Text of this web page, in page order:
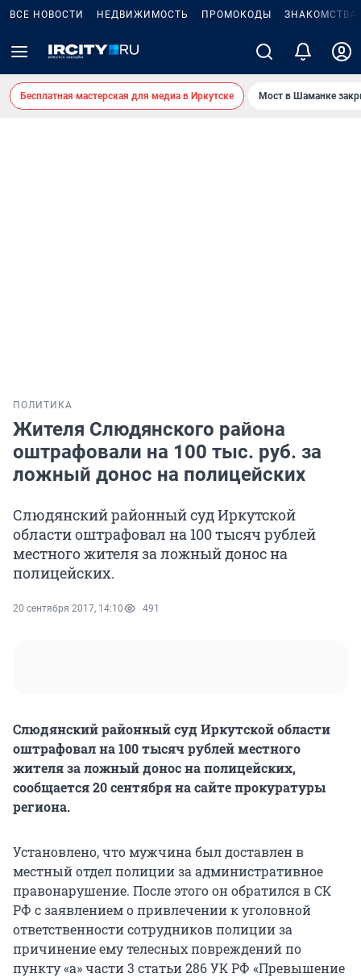
ВСЕ НОВОСТИ НЕДВИЖИМОСТЬ ПРОМОКОДЫ ЗНАКОМСТВА
Бесплатная мастерская для медиа в Иркутске Мост в Шаманке
ПОЛИТИКА
Жителя Слюдянского района
оштрафовали на 100 тыс. руб. за
ложный донос на полицейских
Слюдянский районный суд Иркутской
области оштрафовал на 100 тысяч рублей
местного жителя за ложный донос на
полицейских.
20 сентября 2017, 14:10 491
Слюдянский районный суд Иркутской области
оштрафовал на 100 тысяч рублей местного
жителя за ложный донос на полицейских,
сообщается 20 сентября на сайте прокуратуры
региона.
Установлено, что мужчина был доставлен в
местный отдел полиции за административное
правонарушение. После этого он обратился в СК
РФ с заявлением о привлечении к уголовной
ответственности сотрудников полиции за
причинение ему телесных повреждений по
пункту «а» части 3 статьи 286 УК РФ «Превышение